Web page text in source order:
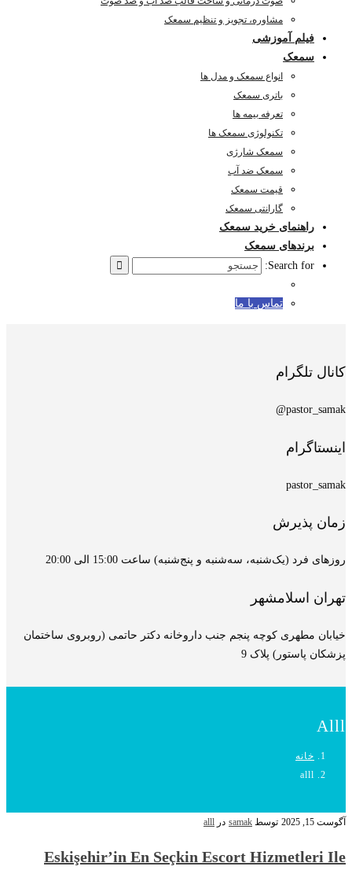
مشاوره، تجویز و تنظیم سمعک
فیلم آموزشی
سمعک
انواع سمعک و مدل ها
باتری سمعک
تعرفه بیمه ها
تکنولوژی سمعک ها
سمعک شارژی
سمعک ضد آب
قیمت سمعک
گارانتی سمعک
راهنمای خرید سمعک
برندهای سمعک
Search for:
تماس با ما
کانال تلگرام
pastor_samak@
اینستاگرام
pastor_samak
زمان پذیرش
روزهای فرد (یک‌شنبه، سه‌شنبه و پنج‌شنبه) ساعت 15:00 الی 20:00
تهران اسلامشهر
خیابان مطهری کوچه پنجم جنب داروخانه دکتر حاتمی (روبروی ساختمان
پزشکان پاستور) پلاک 9
Alll
خانه
alll
آگوست 15, 2025 توسط samak در alll
Eskişehir’in En Seçkin Escort Hizmetleri Ile